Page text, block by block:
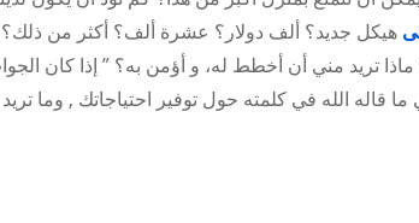
هيكل جديد؟ ألف دولار؟ عشرة ألف؟ أكثر من ذلك؟
تريد مني أن أخطط له، و أؤمن به؟ ​​” إذا كان
قاله الله في كلمته حول توفير احتياجاتك , وما